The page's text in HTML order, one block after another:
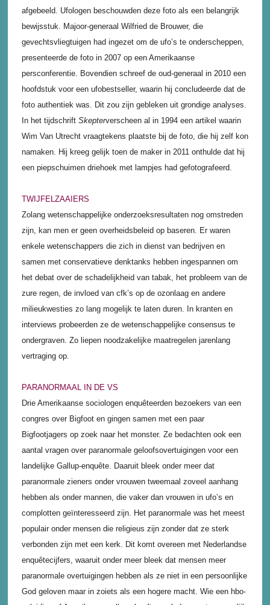
afgebeeld. Ufologen beschouwden deze foto als een belangrijk
bewijsstuk. Majoor-generaal Wilfried de Brouwer, die
gevechtsvliegtuigen had ingezet om de ufo’s te onderscheppen,
presenteerde de foto in 2007 op een Amerikaanse
persconferentie. Bovendien schreef de oud-generaal in 2010 een
hoofdstuk voor een ufobestseller, waarin hij concludeerde dat de
foto authentiek was. Dit zou zijn gebleken uit grondige analyses.
In het tijdschrift Skepterverscheen al in 1994 een artikel waarin
Wim Van Utrecht vraagtekens plaatste bij de foto, die hij zelf kon
namaken. Hij kreeg gelijk toen de maker in 2011 onthulde dat hij
een piepschuimen driehoek met lampjes had gefotografeerd.
TWIJFELZAAIERS
Zolang wetenschappelijke onderzoeksresultaten nog omstreden
zijn, kan men er geen overheidsbeleid op baseren. Er waren
enkele wetenschappers die zich in dienst van bedrijven en
samen met conservatieve denktanks hebben ingespannen om
het debat over de schadelijkheid van tabak, het probleem van de
zure regen, de invloed van cfk’s op de ozonlaag en andere
milieukwesties zo lang mogelijk te laten duren. In kranten en
interviews probeerden ze de wetenschappelijke consensus te
ondergraven. Zo liepen noodzakelijke maatregelen jarenlang
vertraging op.
PARANORMAAL IN DE VS
Drie Amerikaanse sociologen enquêteerden bezoekers van een
congres over Bigfoot en gingen samen met een paar
Bigfootjagers op zoek naar het monster. Ze bedachten ook een
aantal vragen over paranormale geloofsovertuigingen voor een
landelijke Gallup-enquête. Daaruit bleek onder meer dat
paranormale zieners onder vrouwen tweemaal zoveel aanhang
hebben als onder mannen, die vaker dan vrouwen in ufo’s en
complotten geïnteresseerd zijn. Het paranormale was het meest
populair onder mensen die religieus zijn zonder dat ze sterk
verbonden zijn met een kerk. Dit komt overeen met Nederlandse
enquêtecijfers, waaruit onder meer bleek dat mensen meer
paranormale overtuigingen hebben als ze niet in een persoonlijke
God geloven maar in zoiets als een hogere macht. Wie een hbo-